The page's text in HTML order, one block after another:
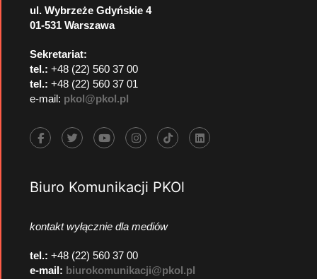
ul. Wybrzeże Gdyńskie 4
01-531 Warszawa
Sekretariat:
tel.: +48 (22) 560 37 00
tel.: +48 (22) 560 37 01
e-mail: pkol@pkol.pl
Biuro Komunikacji PKOl
kontakt wyłącznie dla mediów
tel.: +48 (22) 560 37 00
e-mail: biurokomunikacji@pkol.pl